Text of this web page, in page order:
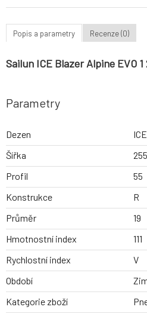
Popis a parametry Recenze (0)
Sailun ICE Blazer Alpine EVO 1
Parametry
Dezen
Šířka
255
Profil
55
Konstrukce
R
Průměr
19
Hmotnostní index
111
Rychlostní index
V
Období
Kategorie zboží